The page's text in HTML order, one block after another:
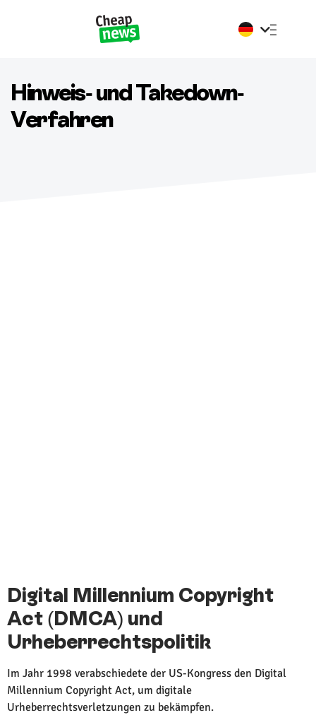
English
Hinweis- und Takedown-
Verfahren
Digital Millennium Copyright
Act (DMCA) und
Urheberrechtspolitik
Im Jahr 1998 verabschiedete der US-Kongress den Digital
Millennium Copyright Act, um digitale
Urheberrechtsverletzungen zu bekämpfen.